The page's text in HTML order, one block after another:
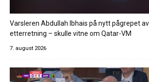
Varsleren Abdullah Ibhais på nytt pågrepet
etterretning – skulle vitne om Qatar-VM
7. august 2026